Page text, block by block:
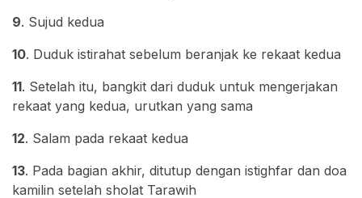
9. Sujud kedua
10. Duduk istirahat sebelum beranjak ke rekaat kedua
11. Setelah itu, bangkit dari duduk untuk mengerjakan
rekaat yang kedua, urutkan yang sama
12. Salam pada rekaat kedua
13. Pada bagian akhir, ditutup dengan istighfar dan doa
kamilin setelah sholat Tarawih